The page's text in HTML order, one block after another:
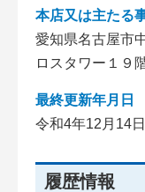
本店又は主たる
愛知県名古屋市
ロスタワー１９
最終更新年月日
令和4年12月14日
履歴情報